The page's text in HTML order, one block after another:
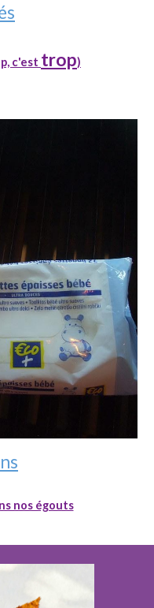
c'est trop)
nos égouts